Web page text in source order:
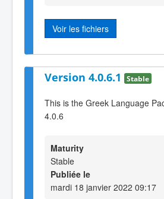
Voir les fichiers
Version 4.0.6.1 Stable
This is the Greek Language
4.0.6
Maturity
Stable
Publiée le
mardi 18 janvier 2022 09:17